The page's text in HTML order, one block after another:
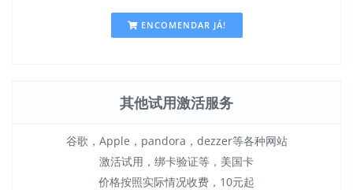
ENCOMENDAR JÁ!
其他试用激活服务
谷歌，Apple，pandora，dezzer等各种网站
激活试用，绑卡验证等，美国卡
价格按照实际情况收费，10元起